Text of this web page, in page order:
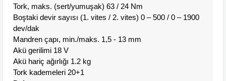
Tork, maks. (sert/yumuşak) 63 / 24 Nm
Boştaki devir sayısı (1. vites / 2. vites) 0 – 500 / 0 – 1900
dev/dak
Mandren çapı, min./maks. 1,5 - 13 mm
Akü gerilimi 18 V
Akü hariç ağırlığı 1.2 kg
Tork kademeleri 20+1